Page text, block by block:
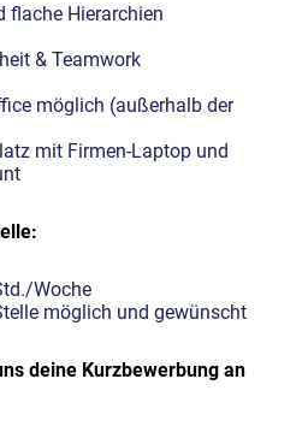
flache Hierarchien
& Teamwork
möglich (außerhalb der
mit Firmen-Laptop und
Woche
möglich und gewünscht
deine Kurzbewerbung an